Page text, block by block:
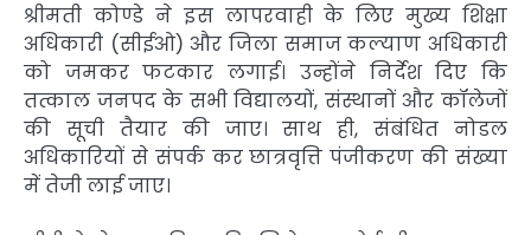
श्रीमती कोण्डे ने इस लापरवाही के लिए मुख्य शिक्षा
अधिकारी (सीईओ) और जिला समाज कल्याण अधिकारी
को जमकर फटकार लगाई। उन्होंने निर्देश दिए कि
तत्काल जनपद के सभी विद्यालयों, संस्थानों और कॉलेजों
की सूची तैयार की जाए। साथ ही, संबंधित नोडल
अधिकारियों से संपर्क कर छात्रवृत्ति पंजीकरण की संख्या
में तेजी लाई जाए।